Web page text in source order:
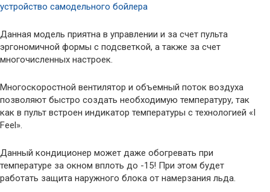
устройство самодельного бойлера
Данная модель приятна в управлении и за счет пульта
эргономичной формы с подсветкой, а также за счет
многочисленных настроек.
Многоскоростной вентилятор и объемный поток воздуха
позволяют быстро создать необходимую температуру, так
как в пульт встроен индикатор температуры с технологией «I
Feel».
Данный кондиционер может даже обогревать при
температуре за окном вплоть до -15! При этом будет
работать защита наружного блока от намерзания льда.